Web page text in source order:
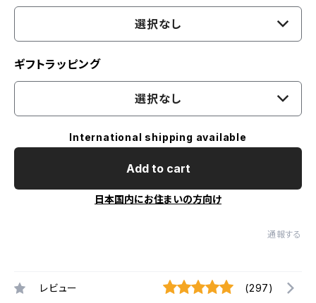
選択なし
ギフトラッピング
選択なし
International shipping available
Add to cart
日本国内にお住まいの方向け
通報する
レビュー (297)